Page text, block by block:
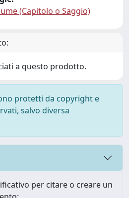
(Capitolo o Saggio)
a questo prodotto.
protetti da copyright e
salvo diversa
per citare o creare un